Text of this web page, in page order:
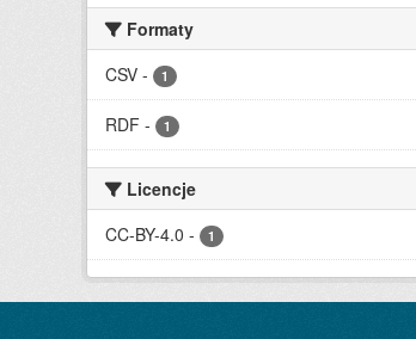
Formaty
CSV - 1
RDF - 1
Licencje
CC-BY-4.0 - 1